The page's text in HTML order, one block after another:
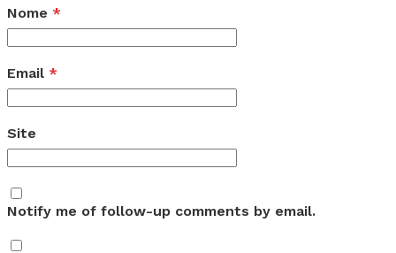
Nome *
Email *
Site
Notify me of follow-up comments by email.